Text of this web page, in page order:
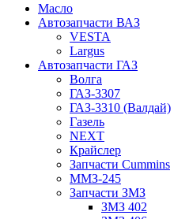
Масло
Автозапчасти ВАЗ
VESTA
Largus
Автозапчасти ГАЗ
Волга
ГАЗ-3307
ГАЗ-3310 (Валдай)
Газель
NEXT
Крайслер
Запчасти Cummins
ММЗ-245
Запчасти ЗМЗ
ЗМЗ 402